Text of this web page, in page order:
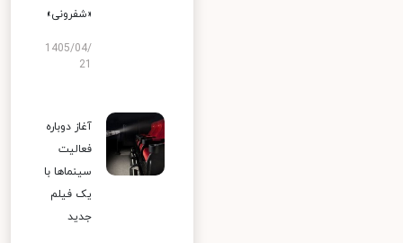
«شفرونی»
1405/04/
آغاز دوباره
فعالیت
سینماها با
یک فیلم
جدید